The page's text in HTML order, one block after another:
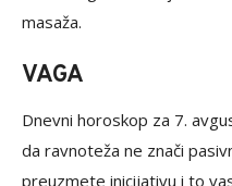
masaža.
VAGA
Dnevni horoskop za 7.
da ravnoteža ne znači
preuzmete inicijativu i to